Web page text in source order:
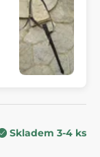
Skladem 3-4 ks